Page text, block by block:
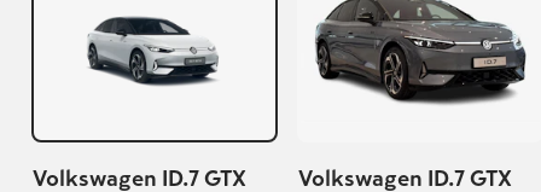
Volkswagen ID.7 GTX
Volkswagen ID.7 GTX